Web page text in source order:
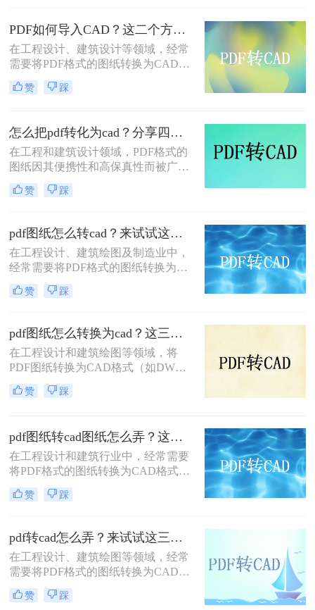
步设计。那么PDF图纸怎么转CAD
呢？本文将介绍三种将PDF图纸转换
为CAD文件的实用方法。
PDF如何导入CAD？这二个方法可以帮助你解决问题！
在工程设计、建筑设计等领域，经常
需要将PDF格式的图纸转换为CAD格
式，以便于进一步编辑和使用。然
而，由于PDF文件的特殊性，这一过
效的方法，帮助您轻松实现PDF到
CAD的转换。
赞 踩
怎么把pdf转化为cad？分享四种转换方案！
在工程和建筑设计领域，PDF格式的
图纸因其便携性和高保真性而被广泛
使用。然而，为了进行更深入的编辑
和修改，设计师们往往需要将PDF图
式。那么怎么把pdf转化为cad呢？本
文将详细介绍四种将PDF转化为CAD
的方法。
赞 踩
pdf图纸怎么转cad？来试试这两种实用方法！
在工程设计、建筑绘图及制造业中，
经常需要将PDF格式的图纸转换为
CAD（Computer-Aided Design）文
件，以便进行进一步的编辑、修改或
本文将介绍两种常见的转换方法。
赞 踩
pdf图纸怎么转换为cad？这三种方法教会你！
在工程设计和建筑绘图等领域，将
PDF图纸转换为CAD格式（如DWG
或DXF）是一项常见的需求。这不仅
便于进一步编辑和修改，还能更好地
PDF转CAD的方法。
赞 踩
pdf图纸转cad图纸怎么弄？这三种方法不容错过！
在工程设计和建筑行业中，经常需要
将PDF格式的图纸转换为CAD格式，
以便进行进一步的编辑和修改。那么
pdf图纸转cad图纸怎么弄呢？本文将
CAD图纸的方法，帮助您根据不同的
需求选择最合适的方式。
赞 踩
pdf转cad怎么弄？来试试这三种转换方法！
在工程设计、建筑绘图等领域，经常
需要将PDF格式的图纸转换为CAD格
式以便进行编辑和修改。那么pdf转
cad怎么弄呢？本文将介绍三种将PDF
赞 踩